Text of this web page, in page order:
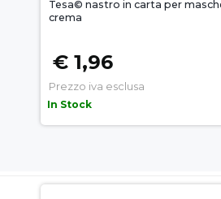
Tesa© nastro in carta per
crema
€ 1,96
Prezzo iva esclusa
In Stock